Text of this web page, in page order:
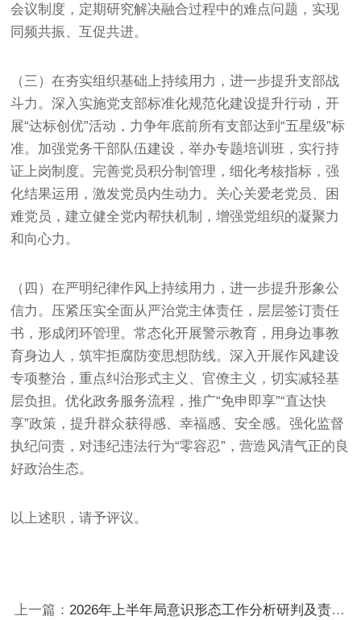
会议制度，定期研究解决融合过程中的难点问题，实现
同频共振、互促共进。
（三）在夯实组织基础上持续用力，进一步提升支部战
斗力。深入实施党支部标准化规范化建设提升行动，开
展“达标创优”活动，力争年底前所有支部达到“五星级”标
准。加强党务干部队伍建设，举办专题培训班，实行持
证上岗制度。完善党员积分制管理，细化考核指标，强
化结果运用，激发党员内生动力。关心关爱老党员、困
难党员，建立健全党内帮扶机制，增强党组织的凝聚力
和向心力。
（四）在严明纪律作风上持续用力，进一步提升形象公
信力。压紧压实全面从严治党主体责任，层层签订责任
书，形成闭环管理。常态化开展警示教育，用身边事教
育身边人，筑牢拒腐防变思想防线。深入开展作风建设
专项整治，重点纠治形式主义、官僚主义，切实减轻基
层负担。优化政务服务流程，推广“免申即享”“直达快
享”政策，提升群众获得感、幸福感、安全感。强化监督
执纪问责，对违纪违法行为“零容忍”，营造风清气正的良
好政治生态。
以上述职，请予评议。
上一篇： 2026年上半年局意识形态工作分析研判及责任制落实情况报告（3283字）